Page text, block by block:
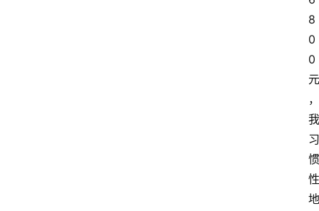
8
0
0
元
，
我
习
惯
性
地